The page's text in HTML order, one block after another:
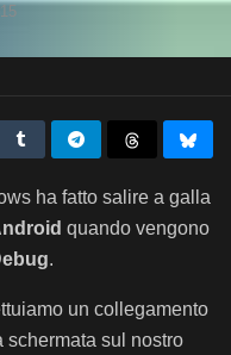
ha fatto salire a galla
quando vengono
.
un collegamento
sul nostro